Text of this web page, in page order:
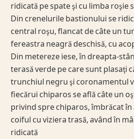
ridicată pe spate şi cu limba roşie
Din crenelurile bastionului se
central roşu, flancat de câte un
fereastra neagră deschisă, cu
Din metereze iese, în dreapta-
terasă verde pe care sunt plasaţi
trunchiul negru şi coronamentul
fiecărui chiparos se află câte un
privind spre chiparos, îmbrăcat
coiful cu viziera trasă, având în
ridicată